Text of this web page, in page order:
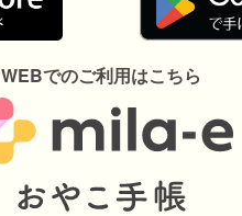
WEBでのご利用はこちら